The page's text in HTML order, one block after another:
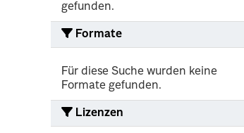
gefunden.
Formate
Für diese Suche wurden keine
Formate gefunden.
Lizenzen